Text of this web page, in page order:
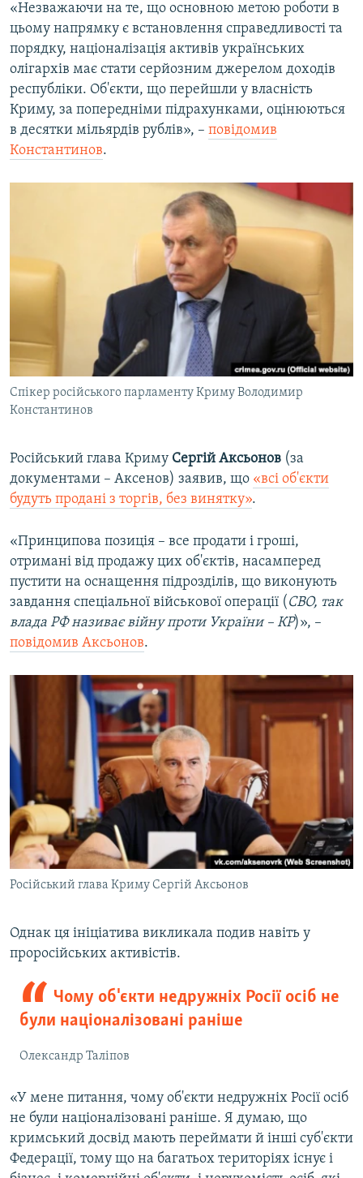
«Незважаючи на те, що основною метою роботи в
цьому напрямку є встановлення справедливості та
порядку, націоналізація активів українських
олігархів має стати серйозним джерелом доходів
республіки. Об'єкти, що перейшли у власність
Криму, за попередніми підрахунками, оцінюються
в десятки мільярдів рублів», – повідомив
Константинов.
Спікер російського парламенту Криму Володимир
Константинов
Російський глава Криму Сергій Аксьонов (за
документами – Аксенов) заявив, що «всі об'єкти
будуть продані з торгів, без винятку».
«Принципова позиція – все продати і гроші,
отримані від продажу цих об'єктів, насамперед
пустити на оснащення підрозділів, що виконують
завдання спеціальної військової операції ( СВО, так
влада РФ називає війну проти України – КР)», –
повідомив Аксьонов.
Російський глава Криму Сергій Аксьонов
Однак ця ініціатива викликала подив навіть у
проросійських активістів.
Чому об'єкти недружніх Росії осіб не
були націоналізовані раніше
Олександр Таліпов
«У мене питання, чому об'єкти недружніх Росії осіб
не були націоналізовані раніше. Я думаю, що
кримський досвід мають переймати й інші суб'єкти
Федерації, тому що на багатьох територіях існує і